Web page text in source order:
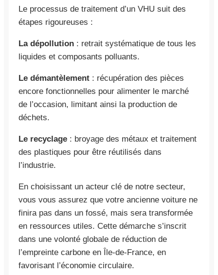
Le processus de traitement d’un VHU suit des
étapes rigoureuses :
La dépollution : retrait systématique de tous les
liquides et composants polluants.
Le démantèlement : récupération des pièces
encore fonctionnelles pour alimenter le marché
de l’occasion, limitant ainsi la production de
déchets.
Le recyclage : broyage des métaux et traitement
des plastiques pour être réutilisés dans
l’industrie.
En choisissant un acteur clé de notre secteur,
vous vous assurez que votre ancienne voiture ne
finira pas dans un fossé, mais sera transformée
en ressources utiles. Cette démarche s’inscrit
dans une volonté globale de réduction de
l’empreinte carbone en Île-de-France, en
favorisant l’économie circulaire.